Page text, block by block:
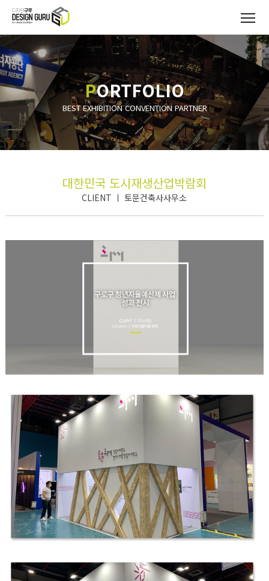
PORTFOLIO
BEST EXHIBITION CONVENTION PARTNER
대한민국 도시재생산업박람회
CLIENT ㅣ 토문건축사사무소